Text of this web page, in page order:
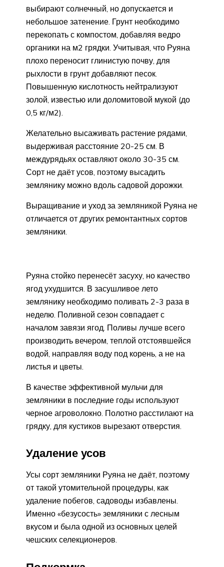
выбирают солнечный, но допускается и
небольшое затенение. Грунт необходимо
перекопать с компостом, добавляя ведро
органики на м2 грядки. Учитывая, что Руяна
плохо переносит глинистую почву, для
рыхлости в грунт добавляют песок.
Повышенную кислотность нейтрализуют
золой, известью или доломитовой мукой (до
0,5 кг/м2).
Желательно высаживать растение рядами,
выдерживая расстояние 20-25 см. В
междурядьях оставляют около 30-35 см.
Сорт не даёт усов, поэтому высадить
землянику можно вдоль садовой дорожки.
Выращивание и уход за земляникой Руяна не
отличается от других ремонтантных сортов
земляники.
Руяна стойко перенесёт засуху, но качество
ягод ухудшится. В засушливое лето
землянику необходимо поливать 2-3 раза в
неделю. Поливной сезон совпадает с
началом завязи ягод. Поливы лучше всего
производить вечером, теплой отстоявшейся
водой, направляя воду под корень, а не на
листья и цветы.
В качестве эффективной мульчи для
земляники в последние годы используют
черное агроволокно. Полотно расстилают на
грядку, для кустиков вырезают отверстия.
Удаление усов
Усы сорт земляники Руяна не даёт, поэтому
от такой утомительной процедуры, как
удаление побегов, садоводы избавлены.
Именно «безусость» земляники с лесным
вкусом и была одной из основных целей
чешских селекционеров.